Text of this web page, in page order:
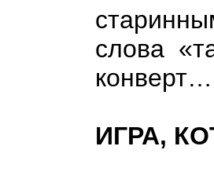
слова
конверт…
ИГРА,